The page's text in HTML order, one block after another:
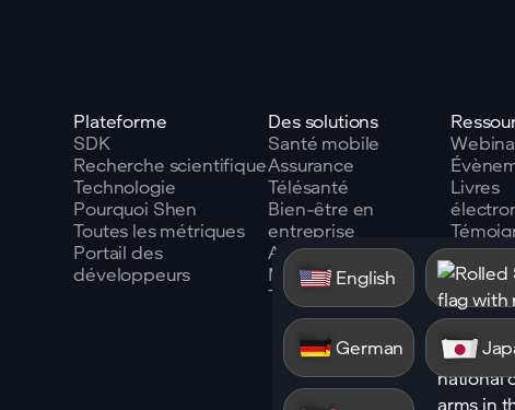
Plateforme
SDK
Recherche scientifique
Technologie
Pourquoi Shen
Toutes les métriques
Portail des
développeurs
Des solutions
Santé mobile
Assurance
Télésanté
Bien-être en
entreprise
Automobile
Miroirs intelligents
Toutes les mesures
Livres
clients
Blogue
English
German